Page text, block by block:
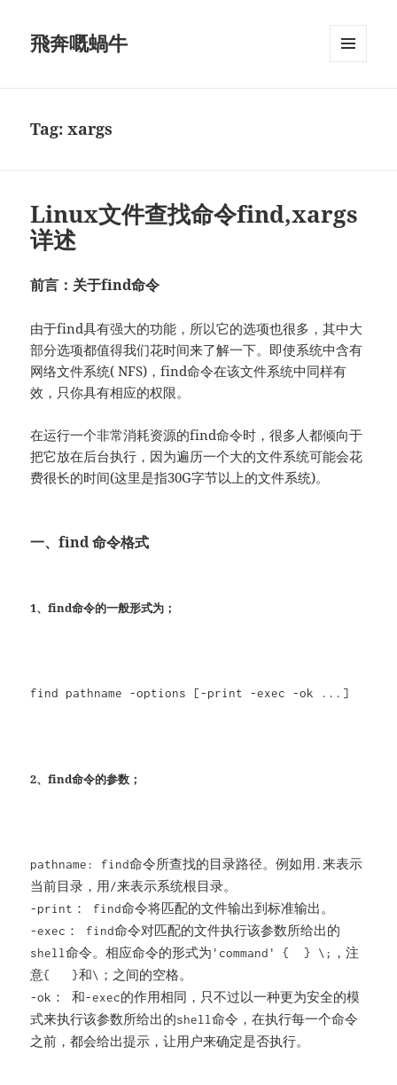
飛奔嘅蝸牛
Tag:xargs
Linux文件查找命令find,xargs
详述
前言：关于find命令
由于find具有强大的功能，所以它的选项也很多，其中大
部分选项都值得我们花时间来了解一下。即使系统中含有
网络文件系统( NFS)，find命令在该文件系统中同样有
效，只你具有相应的权限。
在运行一个非常消耗资源的find命令时，很多人都倾向于
把它放在后台执行，因为遍历一个大的文件系统可能会花
费很长的时间(这里是指30G字节以上的文件系统)。
一、find 命令格式
1、find命令的一般形式为；
find pathname -options [-print -exec -ok ...]
2、find命令的参数；
pathname: find命令所查找的目录路径。例如用.来表示
当前目录，用/来表示系统根目录。
-print： find命令将匹配的文件输出到标准输出。
-exec： find命令对匹配的文件执行该参数所给出的
shell命令。相应命令的形式为'command' { } \;，注
意{ }和\；之间的空格。
-ok： 和-exec的作用相同，只不过以一种更为安全的模
式来执行该参数所给出的shell命令，在执行每一个命令
之前，都会给出提示，让用户来确定是否执行。